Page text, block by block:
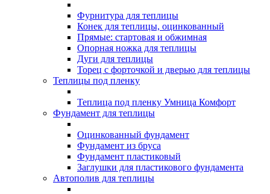
Фурнитура для теплицы
Конек для теплицы, оцинкованный
Прямые: стартовая и обжимная
Опорная ножка для теплицы
Дуги для теплицы
Торец с форточкой и дверью для теплицы
Теплицы под пленку
Теплица под пленку Умница Комфорт
Фундамент для теплицы
Оцинкованный фундамент
Фундамент из бруса
Фундамент пластиковый
Заглушки для пластикового фундамента
Автополив для теплицы